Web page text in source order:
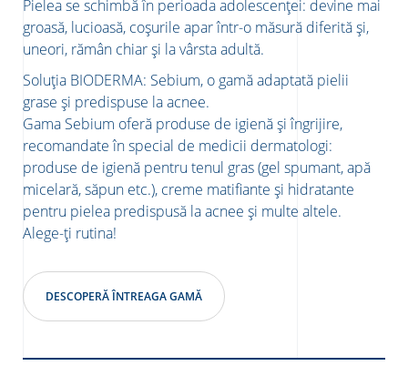
Pielea se schimbă în perioada adolescenței: devine mai
groasă, lucioasă, coșurile apar într-o măsură diferită și,
uneori, rămân chiar și la vârsta adultă.
Soluția BIODERMA: Sebium, o gamă adaptată pielii
grase și predispuse la acnee.
Gama Sebium oferă produse de igienă și îngrijire,
recomandate în special de medicii dermatologi:
produse de igienă pentru tenul gras (gel spumant, apă
micelară, săpun etc.), creme matifiante și hidratante
pentru pielea predispusă la acnee și multe altele.
Alege-ți rutina!
DESCOPERĂ ÎNTREAGA GAMĂ